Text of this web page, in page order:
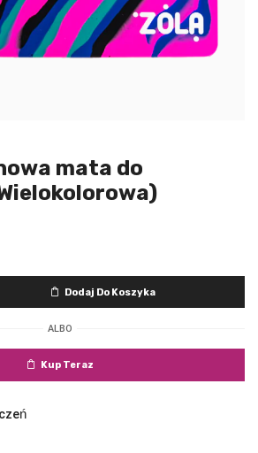
mata do
Dodaj Do Koszyka
ALBO
Kup Teraz